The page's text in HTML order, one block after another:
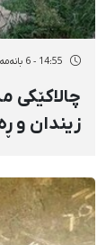
14:55 - 6 بانەمەڕ 2720
چالاکێکی
زیندان و